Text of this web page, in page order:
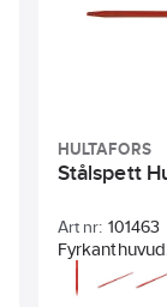
HULTAFORS
Stålspett
Art nr: 101463
pulverlack.